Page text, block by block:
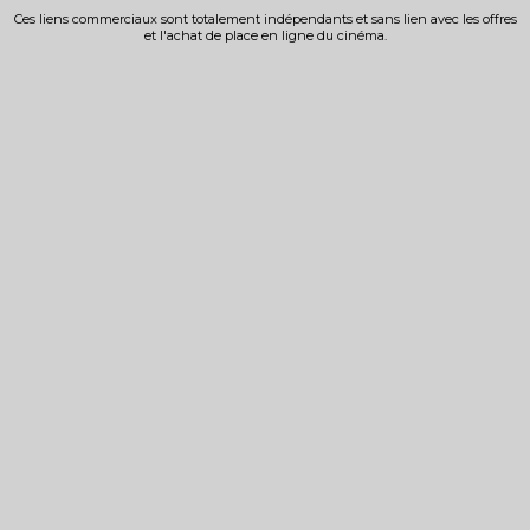
Ces liens commerciaux sont totalement indépendants et sans lien avec les offres
et l'achat de place en ligne du cinéma.